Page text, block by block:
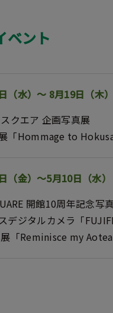
ベント
（水）〜 8月19日（木）
クエア 企画写真展
「Hommage to
（金）～5月10日（水）
開館10周年記念写
デジタルカメラ「
「Reminisce my